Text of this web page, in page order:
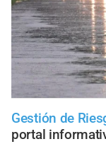
Gestión de
portal